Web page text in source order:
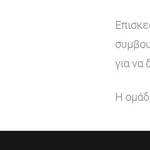
για να
Η